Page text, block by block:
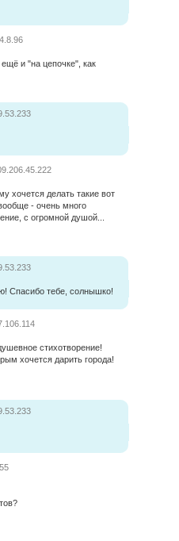
и "на цепочке", как
хочется делать такие вот
- очень много
с огромной душой...
Спасибо тебе, солнышко!
стихотворение!
хочется дарить города!